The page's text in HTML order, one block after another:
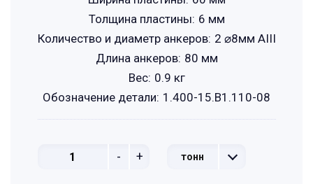
- + тонн
Толщина пластины: 6 мм
Количество и диаметр анкеров: 2 ⌀8мм АIII
Длина анкеров: 80 мм
Вес: 0.9 кг
Обозначение детали: 1.400-15.B1.110-08